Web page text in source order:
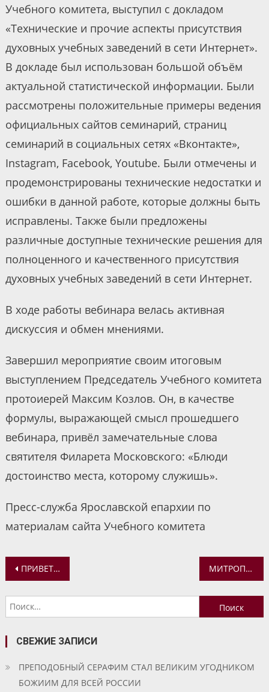
Учебного комитета, выступил с докладом
«Технические и прочие аспекты присутствия
духовных учебных заведений в сети Интернет».
В докладе был использован большой объём
актуальной статистической информации. Были
рассмотрены положительные примеры ведения
официальных сайтов семинарий, страниц
семинарий в социальных сетях «Вконтакте»,
Instagram, Facebook, Youtube. Были отмечены и
продемонстрированы технические недостатки и
ошибки в данной работе, которые должны быть
исправлены. Также были предложены
различные доступные технические решения для
полноценного и качественного присутствия
духовных учебных заведений в сети Интернет.
В ходе работы вебинара велась активная
дискуссия и обмен мнениями.
Завершил мероприятие своим итоговым
выступлением Председатель Учебного комитета
протоиерей Максим Козлов. Он, в качестве
формулы, выражающей смысл прошедшего
вебинара, привёл замечательные слова
святителя Филарета Московского: «Блюди
достоинство места, которому служишь».
Пресс-служба Ярославской епархии по
материалам сайта Учебного комитета
Навигация
по
записям
ПРИВЕТСТВИЕ МИТРОПОЛИТА ВАДИМА УЧАСТНИКАМ РЕГИОНАЛЬНОГО ЭТАПА РОЖДЕСТВЕНСКИХ ЧТЕНИЙ В РЫБИНСКОЙ ЕПАРХИИ МИТРОПОЛИТ ВАДИМ СОВЕРШИЛ ПОСТРИГ В ТОЛГСКОМ ЖЕНСКОМ МОНАСТЫРЕ
Найти:
СВЕЖИЕ ЗАПИСИ
ПРЕПОДОБНЫЙ СЕРАФИМ СТАЛ ВЕЛИКИМ УГОДНИКОМ
БОЖИИМ ДЛЯ ВСЕЙ РОССИИ